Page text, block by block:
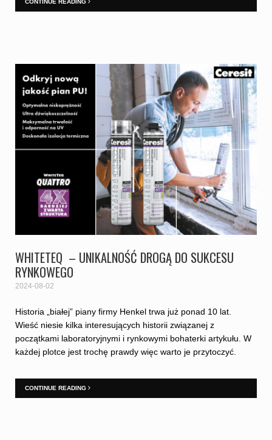
CONTINUE READING
WHITETEQ – UNIKALNOŚĆ DROGĄ DO SUKCESU
RYNKOWEGO
2024-08-02
Historia „białej” piany firmy Henkel trwa już ponad 10 lat.
Wieść niesie kilka interesujących historii związanej z
początkami laboratoryjnymi i rynkowymi bohaterki artykułu. W
każdej plotce jest trochę prawdy więc warto je przytoczyć.
CONTINUE READING